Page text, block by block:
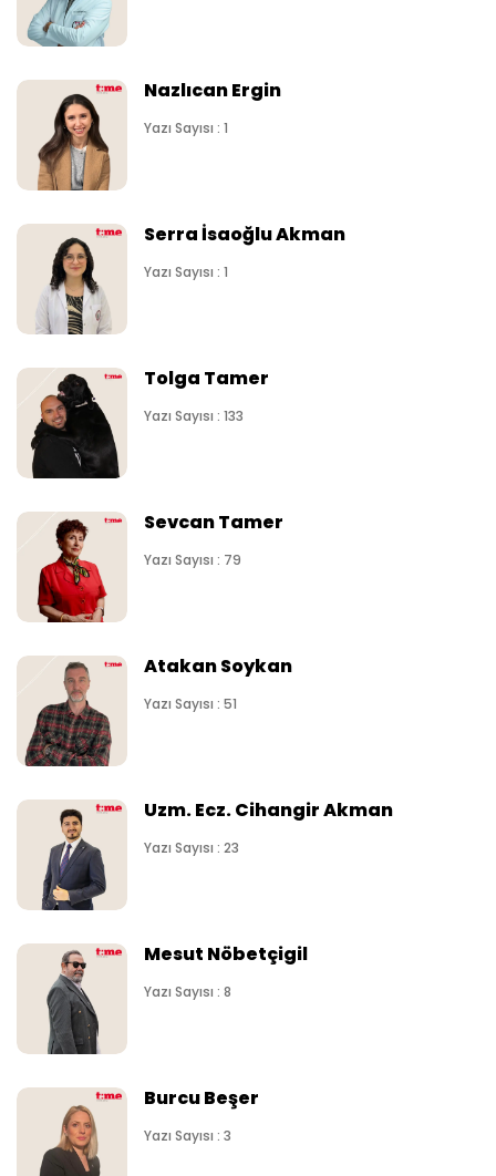
Nazlıcan Ergin
Yazı Sayısı : 1
Serra İsaoğlu Akman
Yazı Sayısı : 1
Tolga Tamer
Yazı Sayısı : 133
Sevcan Tamer
Yazı Sayısı : 79
Atakan Soykan
Yazı Sayısı : 51
Uzm. Ecz. Cihangir Akman
Yazı Sayısı : 23
Mesut Nöbetçigil
Yazı Sayısı : 8
Burcu Beşer
Yazı Sayısı : 3